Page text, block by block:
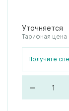
Уточняется
Тарифная
Получите
–